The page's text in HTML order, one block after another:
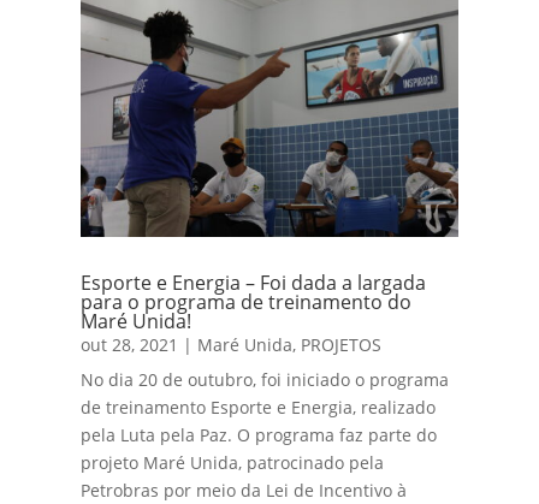
Esporte e Energia – Foi dada a largada
para o programa de treinamento do
Maré Unida!
out 28, 2021 | Maré Unida, PROJETOS
No dia 20 de outubro, foi iniciado o programa
de treinamento Esporte e Energia, realizado
pela Luta pela Paz. O programa faz parte do
projeto Maré Unida, patrocinado pela
Petrobras por meio da Lei de Incentivo à